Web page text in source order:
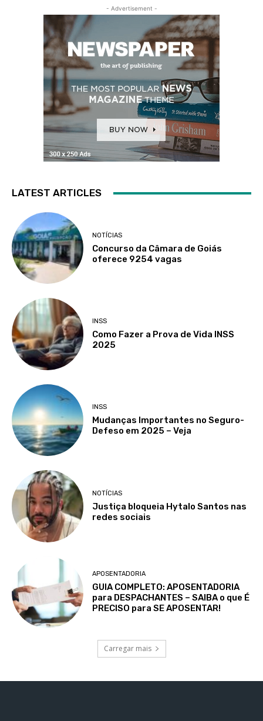
- Advertisement -
LATEST ARTICLES
NOTÍCIAS
Concurso da Câmara de Goiás
oferece 9254 vagas
INSS
Como Fazer a Prova de Vida INSS
2025
INSS
Mudanças Importantes no Seguro-
Defeso em 2025 – Veja
NOTÍCIAS
Justiça bloqueia Hytalo Santos nas
redes sociais
APOSENTADORIA
GUIA COMPLETO: APOSENTADORIA
para DESPACHANTES – SAIBA o que É
PRECISO para SE APOSENTAR!
Carregar mais